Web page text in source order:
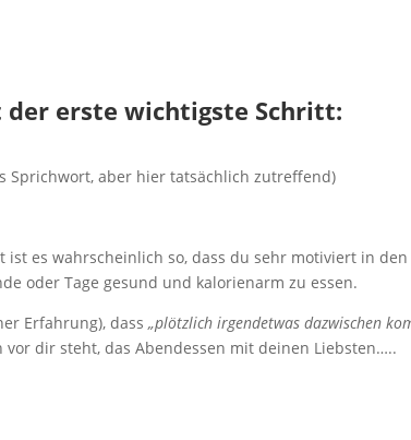
der erste wichtigste Schritt:
Sprichwort, aber hier tatsächlich zutreffend)
es wahrscheinlich so, dass du sehr motiviert in den
oder Tage gesund und kalorienarm zu essen.
Erfahrung), dass„plötzlich irgendetwas dazwischen
dir steht, das Abendessen mit deinen Liebsten…..